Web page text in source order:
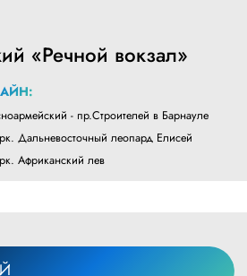
«Речной вокзал»
- пр.Строителей в Барнауле
Дальневосточный леопард Елисей
Африканский лев